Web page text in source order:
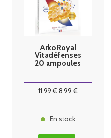
ArkoRoyal
Vitadéfenses
20 ampoules
11.99€8.99 €
En stock